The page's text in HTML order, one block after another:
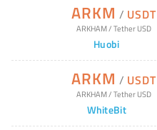
ARKM / USDT
ARKHAM/Tether USD
Huobi
ARKM / USDT
ARKHAM/Tether USD
WhiteBit